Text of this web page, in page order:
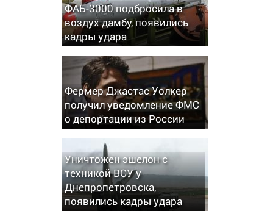
ФАБ-3000 подбросила в
воздух дамбу, появились
кадры удара
Фермер Джастас Уолкер
получил уведомление ФМС
о депортации из России
Уничтожен эшелон с
техникой ВСУ у
Днепропетровска,
появились кадры удара